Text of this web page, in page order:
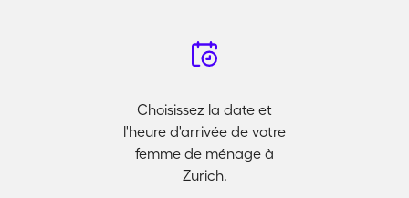
Choisissez la date et
l'heure d'arrivée de votre
femme de ménage à
Zurich.